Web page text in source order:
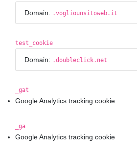
Domain: .vogliounsitoweb.it
test_cookie
Domain: .doubleclick.net
_gat
Google Analytics tracking cookie
_ga
Google Analytics tracking cookie